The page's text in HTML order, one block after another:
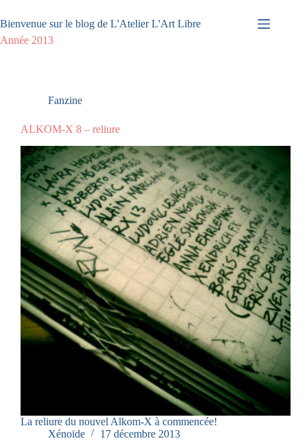
au
contenu
Bienvenue sur le blog de L'Atelier L'Art Libre
Année 2013
Fanzine
ALKOM-X 8 – reliure
La reliure du nouvel Alkom-X à commencée!
Xénoïde
17 décembre 2013